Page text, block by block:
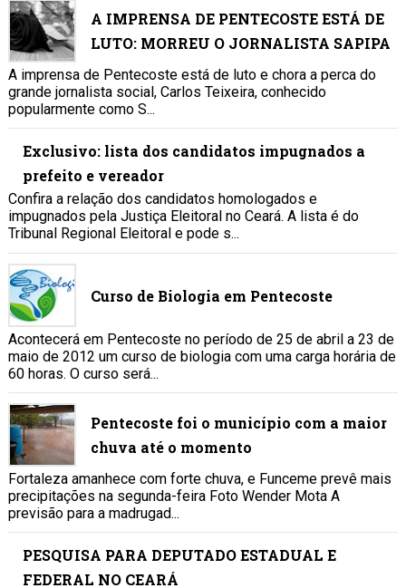
A IMPRENSA DE PENTECOSTE ESTÁ DE
LUTO: MORREU O JORNALISTA SAPIPA
A imprensa de Pentecoste está de luto e chora a perca do
grande jornalista social, Carlos Teixeira, conhecido
popularmente como S...
Exclusivo: lista dos candidatos impugnados a
prefeito e vereador
Confira a relação dos candidatos homologados e
impugnados pela Justiça Eleitoral no Ceará. A lista é do
Tribunal Regional Eleitoral e pode s...
Curso de Biologia em Pentecoste
Acontecerá em Pentecoste no período de 25 de abril a 23 de
maio de 2012 um curso de biologia com uma carga horária de
60 horas. O curso será...
Pentecoste foi o município com a maior
chuva até o momento
Fortaleza amanhece com forte chuva, e Funceme prevê mais
precipitações na segunda-feira Foto Wender Mota A
previsão para a madrugad...
PESQUISA PARA DEPUTADO ESTADUAL E
FEDERAL NO CEARÁ